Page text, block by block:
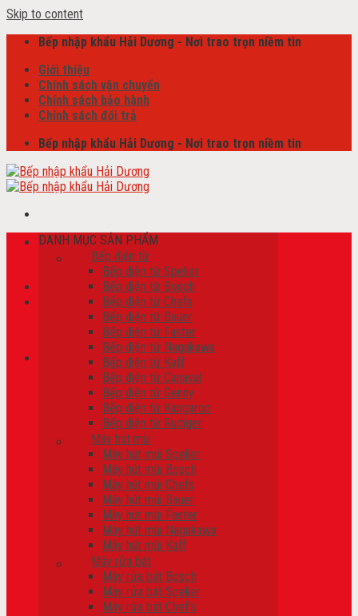
Skip to content
Bếp nhập khẩu Hải Dương - Nơi trao trọn niềm tin
Giới thiệu
Chính sách vận chuyển
Chính sách bảo hành
Chính sách đổi trả
Bếp nhập khẩu Hải Dương - Nơi trao trọn niềm tin
Tìm kiếm:
Giỏ hàng /0₫
Chưa có sản phẩm trong giỏ hàng.
Chưa có sản phẩm trong giỏ hàng.
DANH MỤC SẢN PHẨM
Bếp điện từ
Bếp điện từ Spelier
Bếp điện từ Bosch
Bếp điện từ Chefs
Bếp điện từ Bauer
Bếp điện từ Faster
Bếp điện từ Nagakawa
Bếp điện từ Kaff
Bếp điện từ Canaval
Bếp điện từ Genny
Bếp điện từ Kangaroo
Bếp điện từ Rudiger
Máy hút mùi
Máy hút mùi Spelier
Máy hút mùi Bosch
Máy hút mùi Chefs
Máy hút mùi Bauer
Máy hút mùi Faster
Máy hút mùi Nagakawa
Máy hút mùi Kaff
Máy rửa bát
Máy rửa bát Bosch
Máy rửa bát Spelier
Máy rửa bát Chef’s